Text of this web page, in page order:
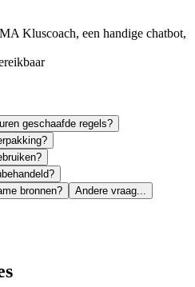
Kluscoach, een handige chatbot,
geschaafde regels?
bronnen?
Andere vraag...